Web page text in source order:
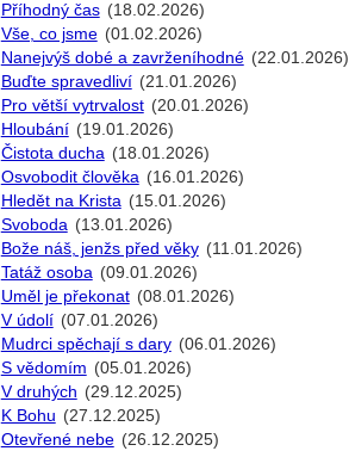
Příhodný čas (18.02.2026)
Vše, co jsme (01.02.2026)
Nanejvýš dobé a zavrženíhodné (22.01.2026)
Buďte spravedliví (21.01.2026)
Pro větší vytrvalost (20.01.2026)
Hloubání (19.01.2026)
Čistota ducha (18.01.2026)
Osvobodit člověka (16.01.2026)
Hledět na Krista (15.01.2026)
Svoboda (13.01.2026)
Bože náš, jenžs před věky (11.01.2026)
Tatáž osoba (09.01.2026)
Uměl je překonat (08.01.2026)
V údolí (07.01.2026)
Mudrci spěchají s dary (06.01.2026)
S vědomím (05.01.2026)
V druhých (29.12.2025)
K Bohu (27.12.2025)
Otevřené nebe (26.12.2025)